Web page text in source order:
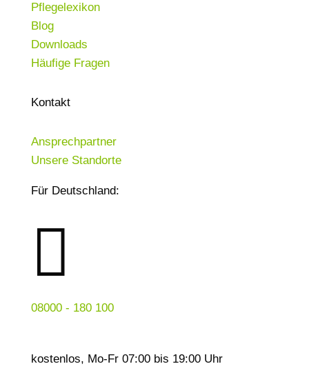
Pflegelexikon
Blog
Downloads
Häufige Fragen
Kontakt
Ansprechpartner
Unsere Standorte
Für Deutschland:

08000 - 180 100
kostenlos, Mo-Fr 07:00 bis 19:00 Uhr